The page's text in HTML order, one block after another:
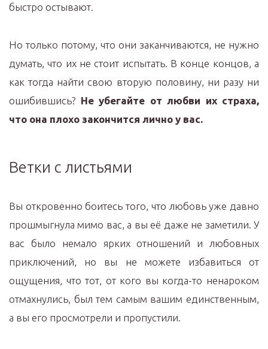
быстро остывают.
Но только потому, что они заканчиваются, не нужно
думать, что их не стоит испытать. В конце концов, а
как тогда найти свою вторую половину, ни разу ни
ошибившись? Не убегайте от любви их страха,
что она плохо закончится лично у вас.
Ветки с листьями
Вы откровенно боитесь того, что любовь уже давно
прошмыгнула мимо вас, а вы её даже не заметили. У
вас было немало ярких отношений и любовных
приключений, но вы не можете избавиться от
ощущения, что тот, от кого вы когда-то ненароком
отмахнулись, был тем самым вашим единственным,
а вы его просмотрели и пропустили.